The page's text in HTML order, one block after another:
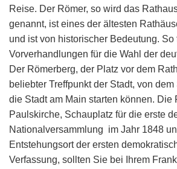
Reise. Der Römer, so wird das
genannt, ist eines der ältesten
und ist von historischer Bedeutung. So
Vorverhandlungen für die Wahl der
Der Römerberg, der Platz vor dem
beliebter Treffpunkt der Stadt, von
die Stadt am Main starten können. Die
Paulskirche, Schauplatz für die erste
Nationalversammlung im Jahr 1848
Entstehungsort der ersten
Verfassung, sollten Sie bei Ihrem